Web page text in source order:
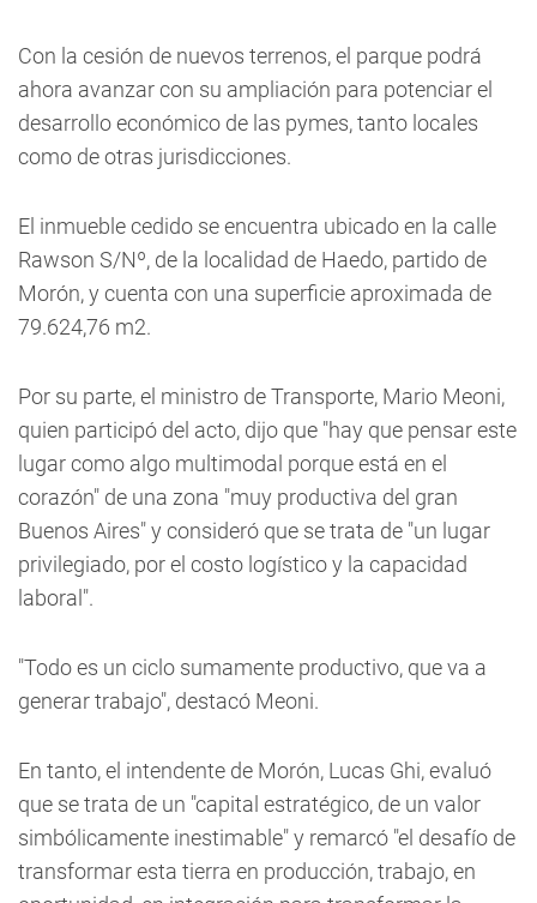
Con la cesión de nuevos terrenos, el parque podrá
ahora avanzar con su ampliación para potenciar el
desarrollo económico de las pymes, tanto locales
como de otras jurisdicciones.
El inmueble cedido se encuentra ubicado en la calle
Rawson S/Nº, de la localidad de Haedo, partido de
Morón, y cuenta con una superficie aproximada de
79.624,76 m2.
Por su parte, el ministro de Transporte, Mario Meoni,
quien participó del acto, dijo que "hay que pensar este
lugar como algo multimodal porque está en el
corazón" de una zona "muy productiva del gran
Buenos Aires" y consideró que se trata de "un lugar
privilegiado, por el costo logístico y la capacidad
laboral".
"Todo es un ciclo sumamente productivo, que va a
generar trabajo", destacó Meoni.
En tanto, el intendente de Morón, Lucas Ghi, evaluó
que se trata de un "capital estratégico, de un valor
simbólicamente inestimable" y remarcó "el desafío de
transformar esta tierra en producción, trabajo, en